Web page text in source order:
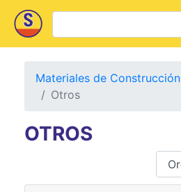
Materiales de Construcción
Otros
OTROS